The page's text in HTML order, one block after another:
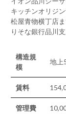
キッチンオリジ
松屋青物横丁店
りそな銀行品川
構造規
模
地上
賃料
管理費